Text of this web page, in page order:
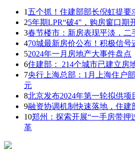
1 五个抓！住建部部长倪虹提要
25年期LPR“破4”，购房窗口期
3春节楼市：新房表现平淡，二
470城最新房价公布！积极信号
52024年一月房地产大事件盘点
6住建部： 214个城市已建立房
7央行上海总部：1月上海住户
元
8北京发布2024年第一轮拟供项
9融资协调机制快速落地，住建
10郑州：探索开展“一手房带押
革